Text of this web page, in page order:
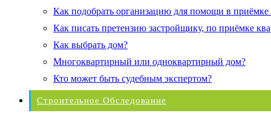
Как подобрать организацию для помощи в приёмке
Как писать претензию застройщику, по приёмке
Как выбрать дом?
Многоквартирный или одноквартирный дом?
Кто может быть судебным экспертом?
Строительное Обследование